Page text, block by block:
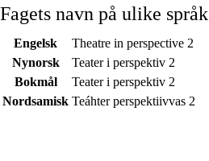
Fagets navn på ulike språk
Engelsk
Theatre in perspective 2
Nynorsk
Teater i perspektiv 2
Bokmål
Teater i perspektiv 2
Nordsamisk Teáhter perspektiivvas 2